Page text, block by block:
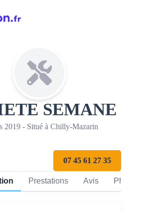
SEMANE
2019 - Situé à Chilly-Mazarin
07 45 61 27 35
Prestations Avis Photos